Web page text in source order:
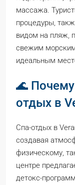
массажа.
процедуры,
видом на пляж,
свежим морским
идеальным
🌊
отдых в
Спа-отдых в
создавая
физическому,
центре
детокс-